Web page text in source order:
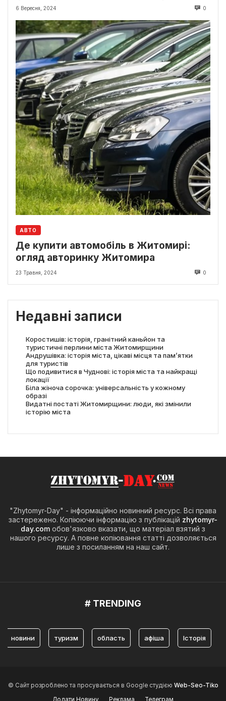
6 Вересня, 2024 0
АВТО
Де купити автомобіль в Житомирі:
огляд авторинку Житомира
23 Травня, 2024 0
Недавні записи
Коростишів: історія, гранітний каньйон та
туристичні перлини міста Житомирщини
Андрушівка: історія міста, цікаві місця та пам’ятки
для туристів
Що подивитися в Чуднові: історія міста та найкращі
локації
Біла жіноча сорочка: універсальність у кожному
образі
Видатні постаті Житомирщини: люди, які змінили
історію міста
"Zhytomyr-Day" - інформаційно новинний ресурс. Всі права
застережено. Копіюючи інформацію з публікацій zhytomyr-
day.com обов'язково вказати, що матеріал взятий з
нашого ресурсу. А повне копіювання статті дозволяється
лише з посиланням на наш сайт.
# TRENDING
туризм область афіша Історія
© Сайт розроблено та просувається в Google студією Web-Seo-Tiko
Додати Новину
Реклама Телеграм